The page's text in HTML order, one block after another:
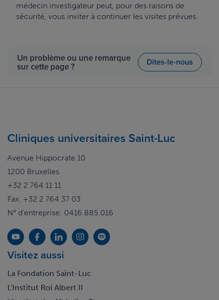
médecin investigateur peut, pour des raisons de
sécurité, vous inviter à continuer les visites prévues.
Un problème ou une remarque
sur cette page ? Dites-le-nous
Cliniques universitaires Saint-Luc
Avenue Hippocrate 10
1200 Bruxelles
+32 2 764 11 11
Fax. +32 2 764 37 03
N° d'entreprise: 0416.885.016
Visitez aussi
La Fondation Saint-Luc
L'Institut Roi Albert II